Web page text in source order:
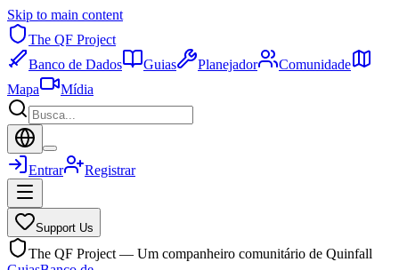
Skip to main content
The QF Project
Banco de Dados
Guias Planejador
Comunidade
Mapa
Mídia
Entrar Registrar
Support Us
The QF Project — Um companheiro comunitário de Quinfall